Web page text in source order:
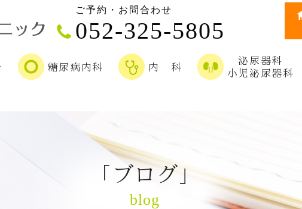
ご予約・お問合わせ
052-325-5805
糖尿病内科 内 科
泌尿器科
小児泌尿器科
「ブログ」
blog